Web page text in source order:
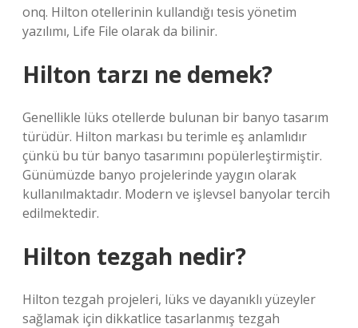
onq. Hilton otellerinin kullandığı tesis yönetim
yazılımı, Life File olarak da bilinir.
Hilton tarzı ne demek?
Genellikle lüks otellerde bulunan bir banyo tasarım
türüdür. Hilton markası bu terimle eş anlamlıdır
çünkü bu tür banyo tasarımını popülerleştirmiştir.
Günümüzde banyo projelerinde yaygın olarak
kullanılmaktadır. Modern ve işlevsel banyolar tercih
edilmektedir.
Hilton tezgah nedir?
Hilton tezgah projeleri, lüks ve dayanıklı yüzeyler
sağlamak için dikkatlice tasarlanmış tezgah